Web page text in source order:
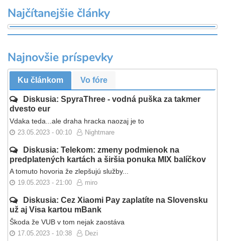
Najčítanejšie články
Najnovšie príspevky
Ku článkom Vo fóre
Diskusia: SpyraThree - vodná puška za takmer
dvesto eur
Vdaka teda...ale draha hracka naozaj je to
23.05.2023 - 00:10 Nightmare
Diskusia: Telekom: zmeny podmienok na
predplatených kartách a širšia ponuka MIX balíčkov
A tomuto hovoria že zlepšujú služby...
19.05.2023 - 21:00 miro
Diskusia: Cez Xiaomi Pay zaplatíte na Slovensku
už aj Visa kartou mBank
Škoda že VUB v tom nejak zaostáva
17.05.2023 - 10:38 Dezi